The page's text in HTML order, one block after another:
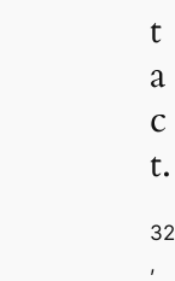
t
a
c
t.
32
,